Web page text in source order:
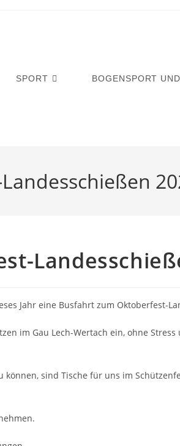
SPORT BOGENSPORT
Jahr eine Busfahrt zum Oktoberfest-
im Gau Lech-Wertach ein, ohne
sind Tische für uns im